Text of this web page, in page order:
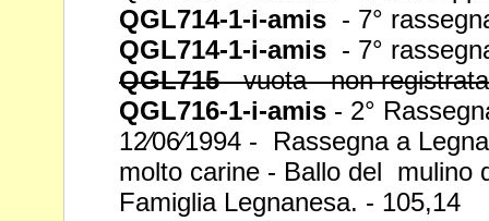
QGL714-1-i-amis - 7°
QGL714-1-i-amis - 7°
QGL715- vuota - non registrata
QGL716-1-i-amis - 2°
12⁄06⁄1994 - Rassegna a
molto carine - Ballo del mulino
Famiglia Legnanesa. - 105,14